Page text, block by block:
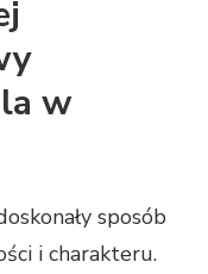
w
sposób
i charakteru.